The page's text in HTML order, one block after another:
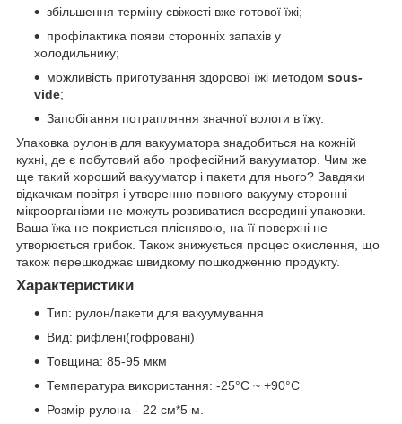
збільшення терміну свіжості вже готової їжі;
профілактика появи сторонніх запахів у
холодильнику;
можливість приготування здорової їжі методом sous-
vide;
Запобігання потрапляння значної вологи в їжу.
Упаковка рулонів для вакууматора знадобиться на кожній
кухні, де є побутовий або професійний вакууматор. Чим же
ще такий хороший вакууматор і пакети для нього? Завдяки
відкачкам повітря і утворенню повного вакууму сторонні
мікроорганізми не можуть розвиватися всередині упаковки.
Ваша їжа не покриється пліснявою, на її поверхні не
утворюється грибок. Також знижується процес окислення, що
також перешкоджає швидкому пошкодженню продукту.
Характеристики
Тип: рулон/пакети для вакуумування
Вид: рифлені(гофровані)
Товщина: 85-95 мкм
Температура використання: -25°C ~ +90°C
Розмір рулона - 22 см*5 м.